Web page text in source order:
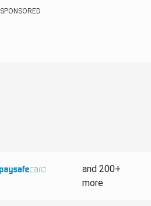
SPONSORED
and 200+
more